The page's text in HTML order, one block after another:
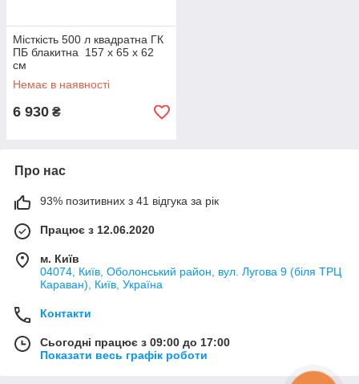
Місткість 500 л квадратна ГК
ПБ блакитна 157 x 65 x 62
см
Немає в наявності
6 930 ₴
Про нас
93% позитивних з 41 відгука за рік
Працює з 12.06.2020
м. Київ
04074, Київ, Оболонський район, вул. Лугова 9 (біля ТРЦ
Караван), Київ, Україна
Контакти
Сьогодні працює з 09:00 до 17:00
Показати весь графік роботи